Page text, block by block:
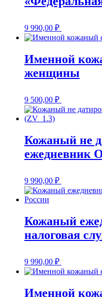
9 990,00 ₽
Именной
женщины
9 500,00 ₽
Кожаный не
ежедневник
9 990,00 ₽
Кожаный
налоговая
9 990,00 ₽
Именной